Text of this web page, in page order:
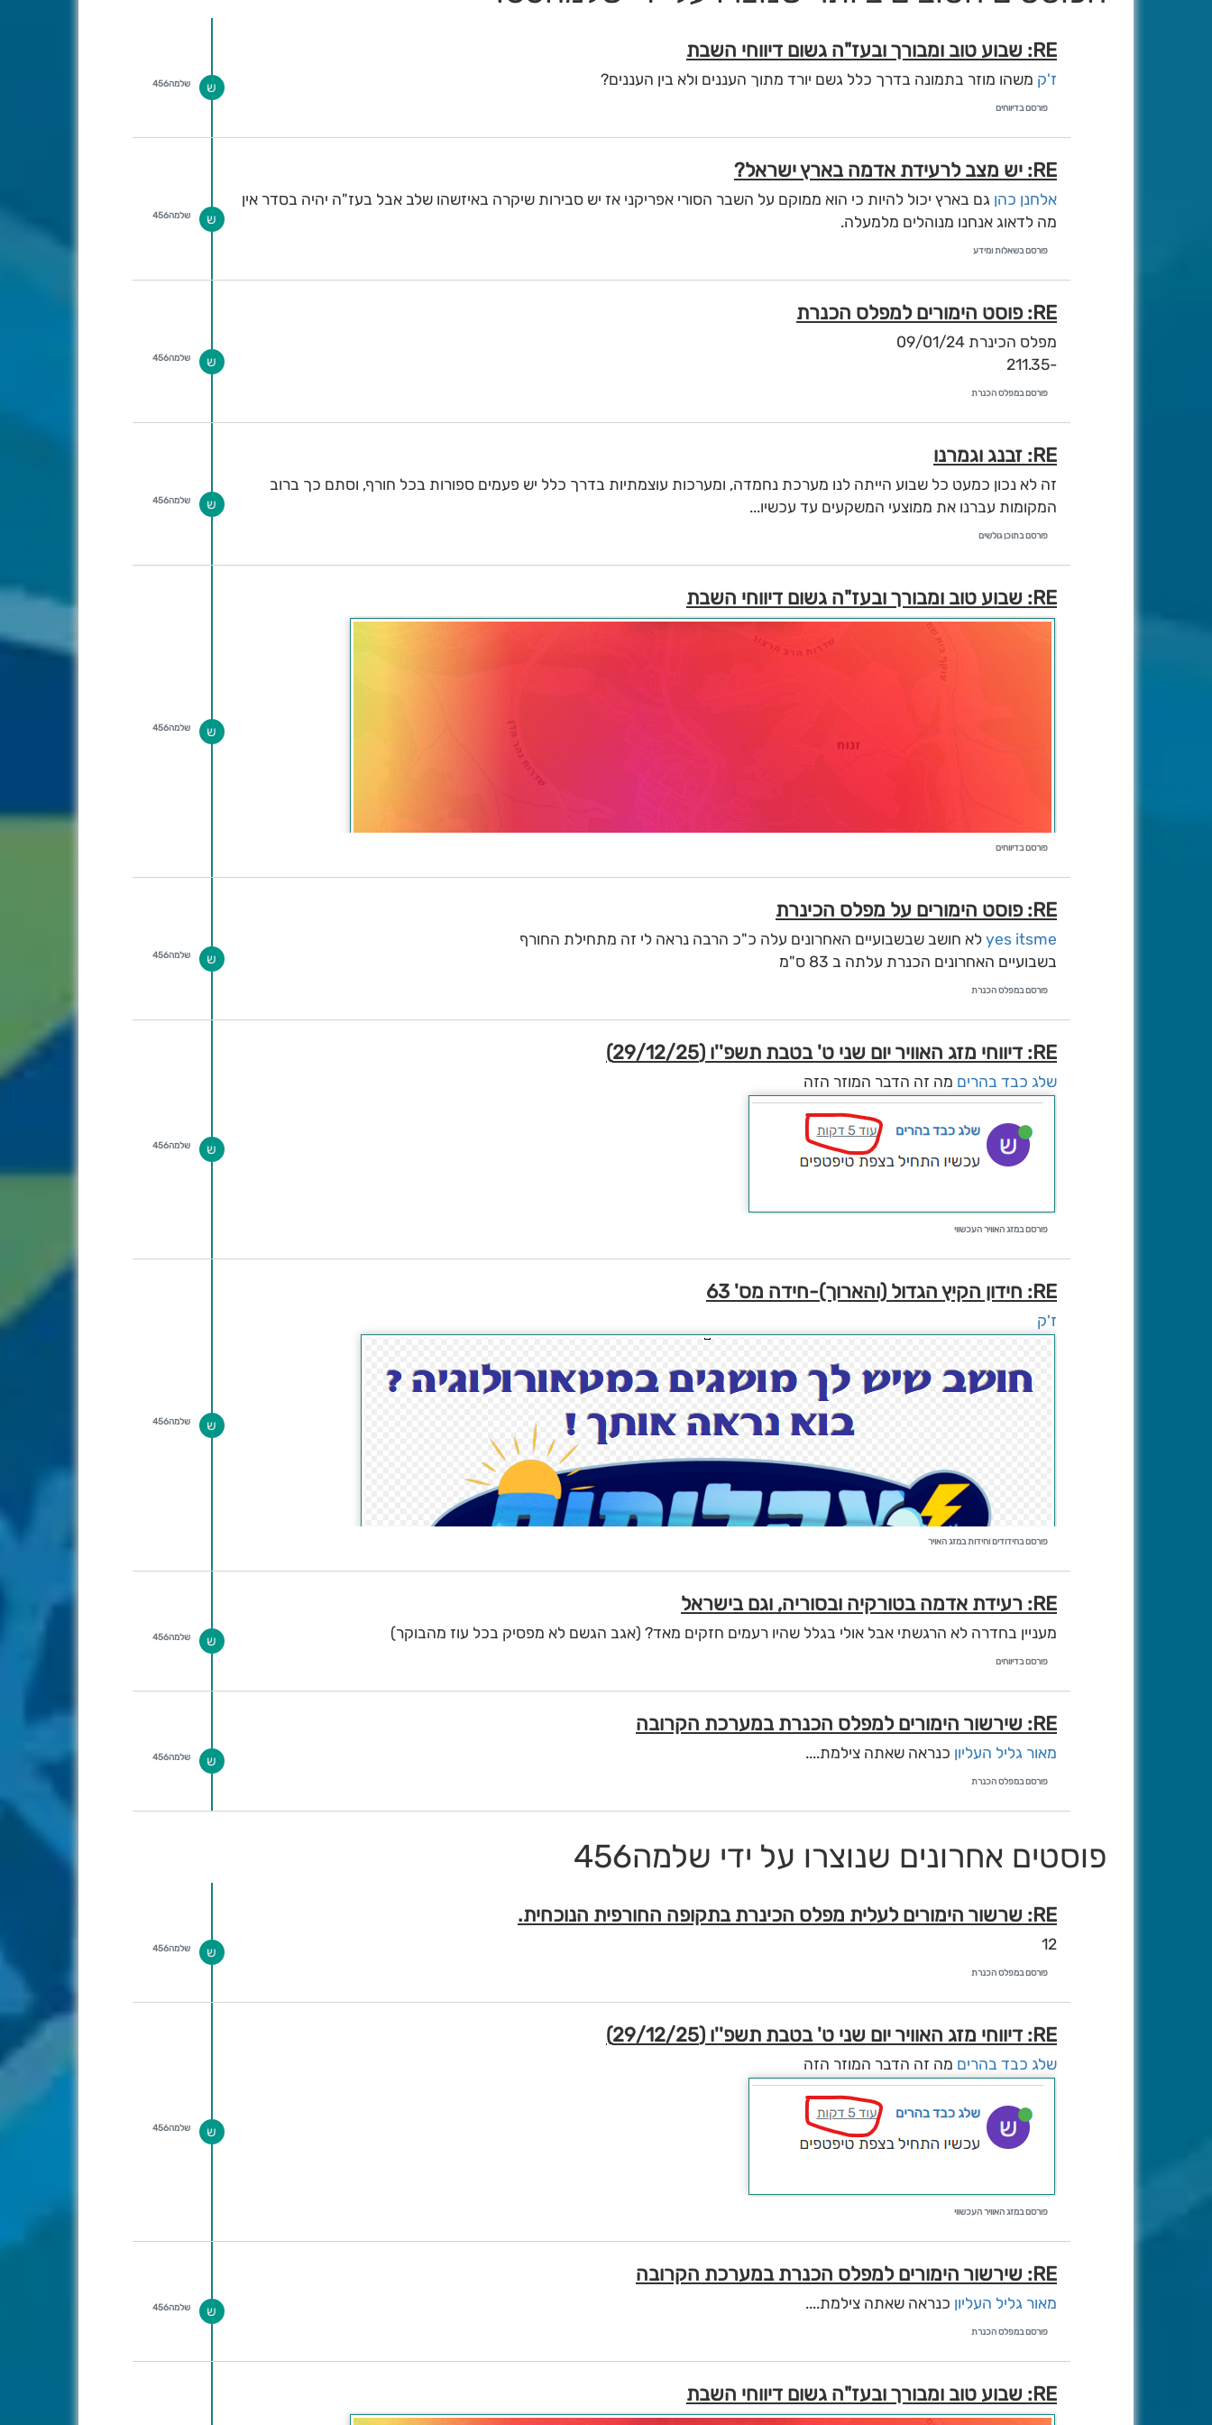
RE: שבוע טוב ומבורך ובעז"ה גשום דיווחי השבת
ז'ק משהו מוזר בתמונה בדרך כלל גשם יורד מתוך העננים ולא בין העננים?
פורסם בדיווחים
ש שלמה456
RE: יש מצב לרעידת אדמה בארץ ישראל?
אלחנן כהן גם בארץ יכול להיות כי הוא ממוקם על השבר הסורי אפריקני אז יש סבירות שיקרה באיזשהו שלב אבל בעז"ה יהיה בסדר אין
מה לדאוג אנחנו מנוהלים מלמעלה.
פורסם בשאלות ומידע
ש שלמה456
RE: פוסט הימורים למפלס הכנרת
מפלס הכינרת 09/01/24
-211.35
פורסם במפלס הכנרת
ש שלמה456
RE: זבנג וגמרנו
זה לא נכון כמעט כל שבוע הייתה לנו מערכת נחמדה, ומערכות עוצמתיות בדרך כלל יש פעמים ספורות בכל חורף, וסתם כך ברוב
המקומות עברנו את ממוצעי המשקעים עד עכשיו...
פורסם בתוכן גולשים
ש שלמה456
RE: שבוע טוב ומבורך ובעז"ה גשום דיווחי השבת
פורסם בדיווחים
ש שלמה456
RE: פוסט הימורים על מפלס הכינרת
yes itsme לא חושב שבשבועיים האחרונים עלה כ"כ הרבה נראה לי זה מתחילת החורף
בשבועיים האחרונים הכנרת עלתה ב 83 ס"מ
פורסם במפלס הכנרת
ש שלמה456
RE: דיווחי מזג האוויר יום שני ט' בטבת תשפ''ו (29/12/25)
שלג כבד בהרים מה זה הדבר המוזר הזה
פורסם במזג האוויר העכשווי
ש שלמה456
RE: חידון הקיץ הגדול (והארוך)-חידה מס' 63
ז'ק
בשבועיים שלשה האחרונים
פורסם בחידודים וחידות במזג האויר
ש שלמה456
RE: רעידת אדמה בטורקיה ובסוריה, וגם בישראל
מעניין בחדרה לא הרגשתי אבל אולי בגלל שהיו רעמים חזקים מאד? (אגב הגשם לא מפסיק בכל עוז מהבוקר)
פורסם בדיווחים
ש שלמה456
RE: שירשור הימורים למפלס הכנרת במערכת הקרובה
מאור גליל העליון כנראה שאתה צילמת....
פורסם במפלס הכנרת
ש שלמה456
פוסטים אחרונים שנוצרו על ידי שלמה456
RE: שרשור הימורים לעלית מפלס הכינרת בתקופה החורפית הנוכחית.
12
פורסם במפלס הכנרת
ש שלמה456
RE: דיווחי מזג האוויר יום שני ט' בטבת תשפ''ו (29/12/25)
שלג כבד בהרים מה זה הדבר המוזר הזה
פורסם במזג האוויר העכשווי
ש שלמה456
RE: שירשור הימורים למפלס הכנרת במערכת הקרובה
מאור גליל העליון כנראה שאתה צילמת....
פורסם במפלס הכנרת
ש שלמה456
RE: שבוע טוב ומבורך ובעז"ה גשום דיווחי השבת